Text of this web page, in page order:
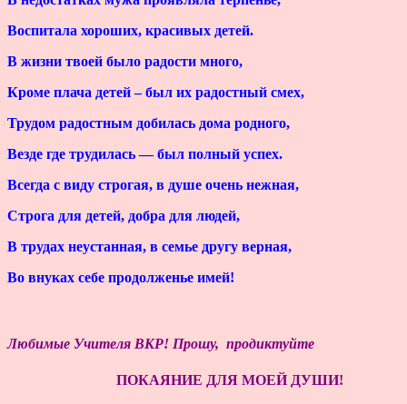
Воспитала хороших, красивых детей.
В жизни твоей было радости много,
Кроме плача детей – был их радостный смех,
Трудом радостным добилась дома родного,
Везде где трудилась — был полный успех.
Всегда с виду строгая, в душе очень нежная,
Строга для детей, добра для людей,
В трудах неустанная, в семье другу верная,
Во внуках себе продолженье имей!
Любимые Учителя ВКР! Прошу, продиктуйте
ПОКАЯНИЕ ДЛЯ МОЕЙ ДУШИ!